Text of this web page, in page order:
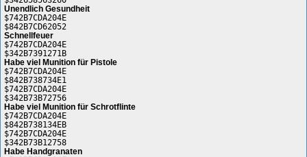
Unendlich Gesundheit
$742B7CDA204E
$842B7CD62052
Schnellfeuer
$742B7CDA204E
$342B7391271B
Habe viel Munition für Pistole
$742B7CDA204E
$842B738734E1
$742B7CDA204E
$342B73B72756
Habe viel Munition für Schrotflinte
$742B7CDA204E
$842B738134EB
$742B7CDA204E
$342B73B12758
Habe Handgranaten